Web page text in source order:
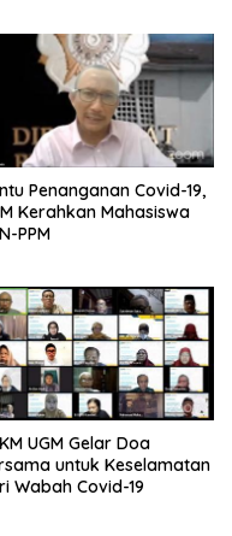
Penanganan Covid-19,
Kerahkan Mahasiswa
PPM
UGM Gelar Doa
untuk Keselamatan
Wabah Covid-19